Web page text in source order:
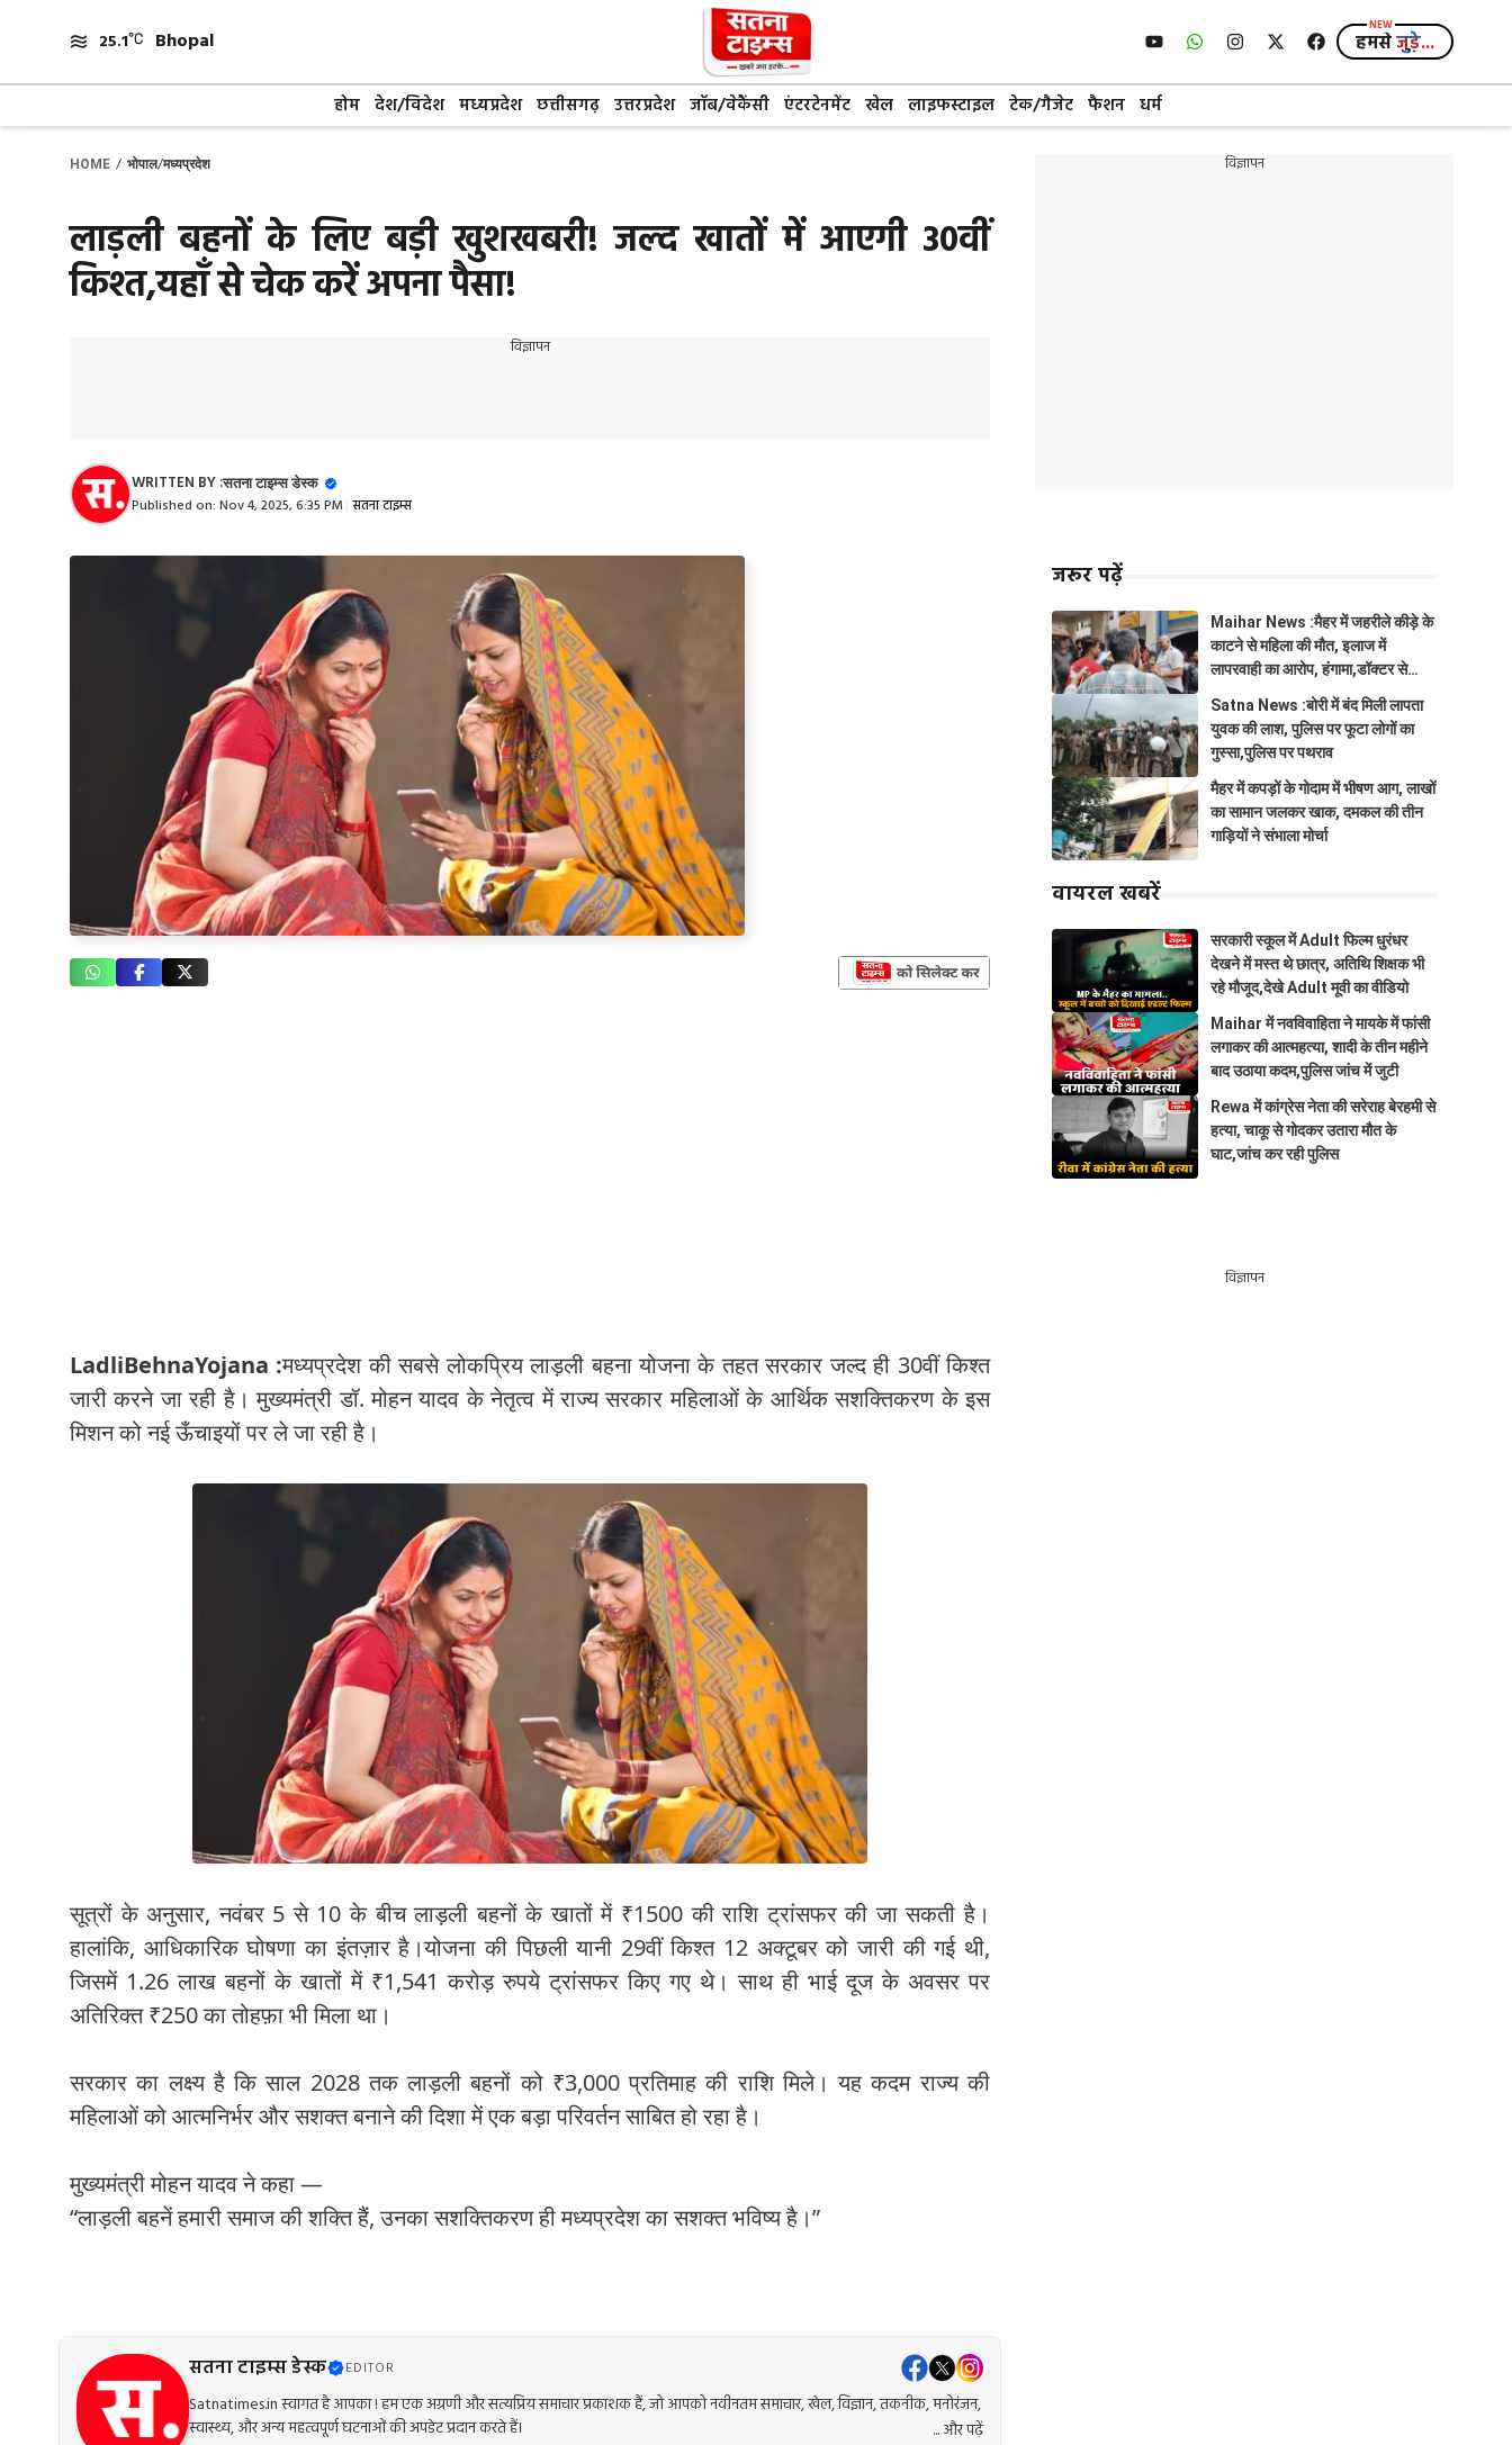
content
25.1 Bhopal हमसेजुड़े...
होम देश/विदेश मध्यप्रदेश छत्तीसगढ़ उत्तरप्रदेश जॉब/वेकैंसी एंटरटेनमेंट खेल लाइफस्टाइल टेक/गैजेट फैशन धर्म
HOME / भोपाल/मध्यप्रदेश
लाड़ली बहनों के लिए बड़ी खुशखबरी! जल्द खातों में आएगी 30वीं
किश्त,यहाँ से चेक करें अपना पैसा!
विज्ञापन
WRITTEN BY :सतना टाइम्स डेस्क
Published on: Nov 4, 2025, 6:35 PM सतना टाइम्स
LadliBehnaYojana :मध्यप्रदेश की सबसे लोकप्रिय लाड़ली बहना योजना के तहत सरकार जल्द ही 30वीं किश्त
जारी करने जा रही है। मुख्यमंत्री डॉ. मोहन यादव के नेतृत्व में राज्य सरकार महिलाओं के आर्थिक सशक्तिकरण के इस
मिशन को नई ऊँचाइयों पर ले जा रही है।
सूत्रों के अनुसार, नवंबर 5 से 10 के बीच लाड़ली बहनों के खातों में ₹1500 की राशि ट्रांसफर की जा सकती है।
हालांकि, आधिकारिक घोषणा का इंतज़ार है।योजना की पिछली यानी 29वीं किश्त 12 अक्टूबर को जारी की गई थी,
जिसमें 1.26 लाख बहनों के खातों में ₹1,541 करोड़ रुपये ट्रांसफर किए गए थे। साथ ही भाई दूज के अवसर पर
अतिरिक्त ₹250 का तोहफ़ा भी मिला था।
सरकार का लक्ष्य है कि साल 2028 तक लाड़ली बहनों को ₹3,000 प्रतिमाह की राशि मिले। यह कदम राज्य की
महिलाओं को आत्मनिर्भर और सशक्त बनाने की दिशा में एक बड़ा परिवर्तन साबित हो रहा है।
मुख्यमंत्री मोहन यादव ने कहा —
“लाड़ली बहनें हमारी समाज की शक्ति हैं, उनका सशक्तिकरण ही मध्यप्रदेश का सशक्त भविष्य है।”
सतना टाइम्स डेस्क EDITOR
Satnatimes.in स्वागत है आपका ! हम एक अग्रणी और सत्यप्रिय समाचार प्रकाशक हैं, जो आपको नवीनतम समाचार, खेल, विज्ञान, तकनीक, मनोरंजन,
स्वास्थ्य, और अन्य महत्वपूर्ण घटनाओं की अपडेट प्रदान करते हैं।
... और पढ़ें
विज्ञापन
जरूर पढ़ें
Maihar News :मैहर में जहरीले कीड़े के
काटने से महिला की मौत, इलाज में
लापरवाही का आरोप, हंगामा,डॉक्टर से
Satna News :बोरी में बंद मिली लापता
युवक की लाश, पुलिस पर फूटा लोगों का
गुस्सा,पुलिस पर पथराव
मैहर में कपड़ों के गोदाम में भीषण आग, लाखों
का सामान जलकर खाक, दमकल की तीन
गाड़ियों ने संभाला मोर्चा
वायरल खबरें
सरकारी स्कूल में Adult फिल्म धुरंधर
देखने में मस्त थे छात्र, अतिथि शिक्षक भी
रहे मौजूद,देखे Adult मूवी का वीडियो
Maihar में नवविवाहिता ने मायके में फांसी
लगाकर की आत्महत्या, शादी के तीन महीने
बाद उठाया कदम,पुलिस जांच में जुटी
Rewa में कांग्रेस नेता की सरेराह बेरहमी से
हत्या, चाकू से गोदकर उतारा मौत के
घाट,जांच कर रही पुलिस
विज्ञापन